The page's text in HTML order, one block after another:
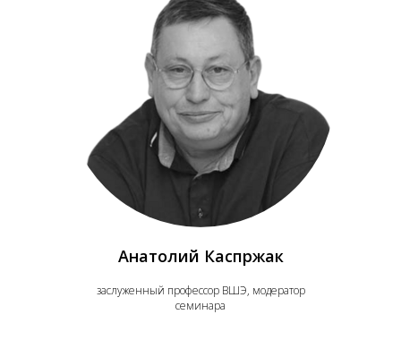
Анатолий Каспржак
заслуженный профессор ВШЭ, модератор
семинара